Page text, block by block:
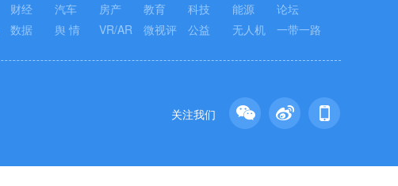
财经 汽车 房产 教育 科技 能源
论坛
数据 舆 情 VR/AR 微视评 公益 无人机 一带一路
关注我们